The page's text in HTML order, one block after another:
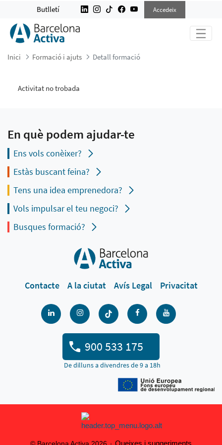
DETALL FORMACIÓ
Butlletí Accedeix
Inici Formació i ajuts Detall formació
Activitat no trobada
En què podem ajudar-te
Ens vols conèixer?
Estàs buscant feina?
Tens una idea emprenedora?
Vols impulsar el teu negoci?
Busques formació?
Contacte A la ciutat Avís Legal Privacitat
900 533 175
De dilluns a divendres de 9 a 18h